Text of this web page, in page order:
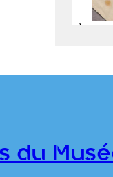
À
VAN
du